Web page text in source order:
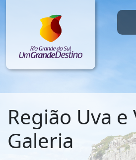
Região Uva e
Galeria